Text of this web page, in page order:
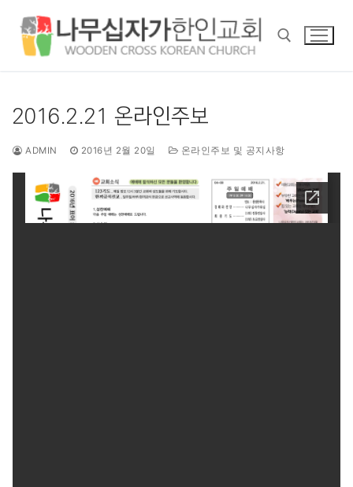
2016.2.21 온라인주보
ADMIN 2016년 2월 20일 온라인주보 및 공지사항